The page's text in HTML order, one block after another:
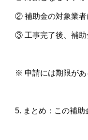
② 補助金の対象業
③ 工事完了後、補
※ 申請には期限があ
5. まとめ：この補